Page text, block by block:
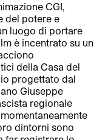
CGI,
del potere e
luogo di portare
è incentrato su un
della Casa del
progettato dal
Giuseppe
regionale
dintorni sono